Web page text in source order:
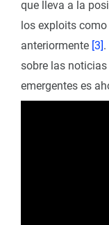
que lleva a la
los exploits
anteriormente [3]
sobre las
emergentes es